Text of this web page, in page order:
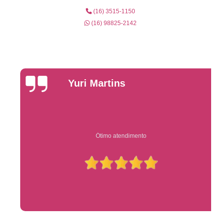
(16) 3515-1150
(16) 98825-2142
Yuri Martins
Ótimo atendimento